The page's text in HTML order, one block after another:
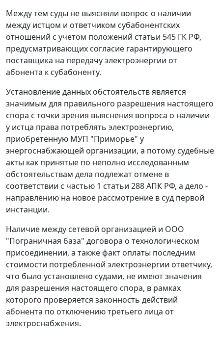
Между тем суды не выясняли вопрос о наличии
между истцом и ответчиком субабонентских
отношений с учетом положений статьи 545 ГК РФ,
предусматривающих согласие гарантирующего
поставщика на передачу электроэнергии от
абонента к субабоненту.
Установление данных обстоятельств является
значимым для правильного разрешения настоящего
спора с точки зрения выяснения вопроса о наличии
у истца права потреблять электроэнергию,
приобретенную МУП "Приморье" у
энергоснабжающей организации, а потому судебные
акты как принятые по неполно исследованным
обстоятельствам дела подлежат отмене в
соответствии с частью 1 статьи 288АПК РФ, а дело -
направлению на новое рассмотрение в суд первой
инстанции.
Наличие между сетевой организацией и ООО
"Пограничная база" договора о технологическом
присоединении, а также факт оплаты последним
стоимости потребленной электроэнергии ответчику,
что было установлено судами, не имеют значения
для разрешения настоящего спора, в рамках
которого проверяется законность действий
абонента по отключению третьего лица от
электроснабжения.